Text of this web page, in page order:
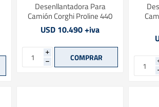
Desenllantadora Para
Camión Corghi Proline 440
USD 10.490 +iva
i
h